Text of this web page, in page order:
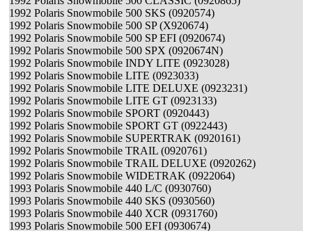
1992 Polaris Snowmobile 500 SKS (0920574)
1992 Polaris Snowmobile 500 SP (X920674)
1992 Polaris Snowmobile 500 SP EFI (0920674)
1992 Polaris Snowmobile 500 SPX (0920674N)
1992 Polaris Snowmobile INDY LITE (0923028)
1992 Polaris Snowmobile LITE (0923033)
1992 Polaris Snowmobile LITE DELUXE (0923231)
1992 Polaris Snowmobile LITE GT (0923133)
1992 Polaris Snowmobile SPORT (0920443)
1992 Polaris Snowmobile SPORT GT (0922443)
1992 Polaris Snowmobile SUPERTRAK (0920161)
1992 Polaris Snowmobile TRAIL (0920761)
1992 Polaris Snowmobile TRAIL DELUXE (0920262)
1992 Polaris Snowmobile WIDETRAK (0922064)
1993 Polaris Snowmobile 440 L/C (0930760)
1993 Polaris Snowmobile 440 SKS (0930560)
1993 Polaris Snowmobile 440 XCR (0931760)
1993 Polaris Snowmobile 500 EFI (0930674)